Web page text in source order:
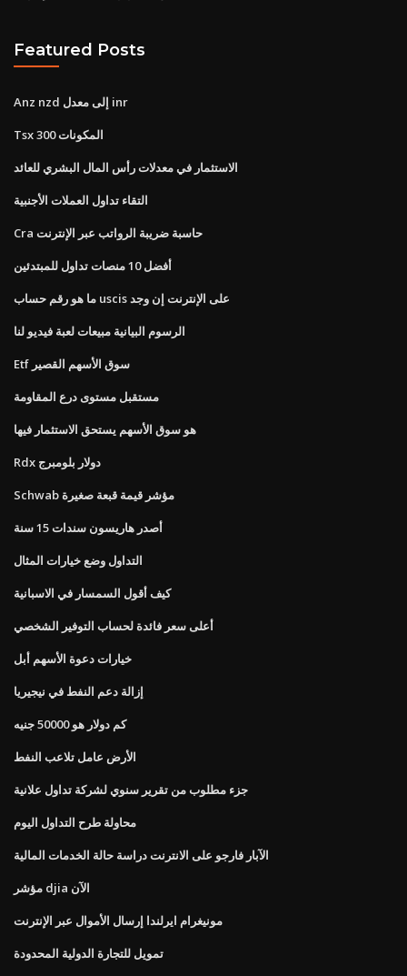
Featured Posts
Anz nzd إلى معدل inr
Tsx 300 المكونات
الاستثمار في معدلات رأس المال البشري للعائد
التقاء تداول العملات الأجنبية
Cra حاسبة ضريبة الرواتب عبر الإنترنت
أفضل 10 منصات تداول للمبتدئين
ما هو رقم حساب uscis على الإنترنت إن وجد
الرسوم البيانية مبيعات لعبة فيديو لنا
Etf سوق الأسهم القصير
مستقبل مستوى درع المقاومة
هو سوق الأسهم يستحق الاستثمار فيها
Rdx دولار بلومبرج
Schwab مؤشر قيمة قبعة صغيرة
أصدر هاريسون سندات 15 سنة
التداول وضع خيارات المثال
كيف أقول السمسار في الاسبانية
أعلى سعر فائدة لحساب التوفير الشخصي
خيارات دعوة الأسهم أبل
إزالة دعم النفط في نيجيريا
كم دولار هو 50000 جنيه
الأرض عامل تلاعب النفط
جزء مطلوب من تقرير سنوي لشركة تداول علانية
محاولة طرح التداول اليوم
الآبار فارجو على الانترنت دراسة حالة الخدمات المالية
مؤشر djia الآن
مونيغرام ايرلندا إرسال الأموال عبر الإنترنت
تمويل للتجارة الدولية المحدودة